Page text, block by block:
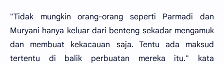
"Tidak mungkin orang-orang seperti Parmadi dan
Muryani hanya keluar dari benteng sekadar mengamuk
dan membuat kekacauan saja. Tentu ada maksud
tertentu di balik perbuatan mereka itu." kata